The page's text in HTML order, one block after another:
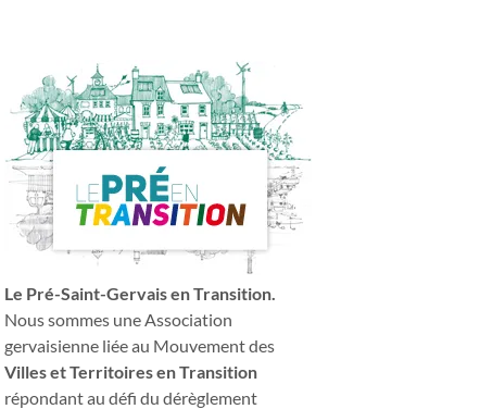
Le Pré-Saint-Gervais en Transition.
Nous sommes une Association
gervaisienne liée au Mouvement des
Villes et Territoires en Transition
répondant au défi du dérèglement